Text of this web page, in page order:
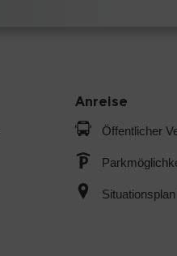
Anreise
Öffentlicher